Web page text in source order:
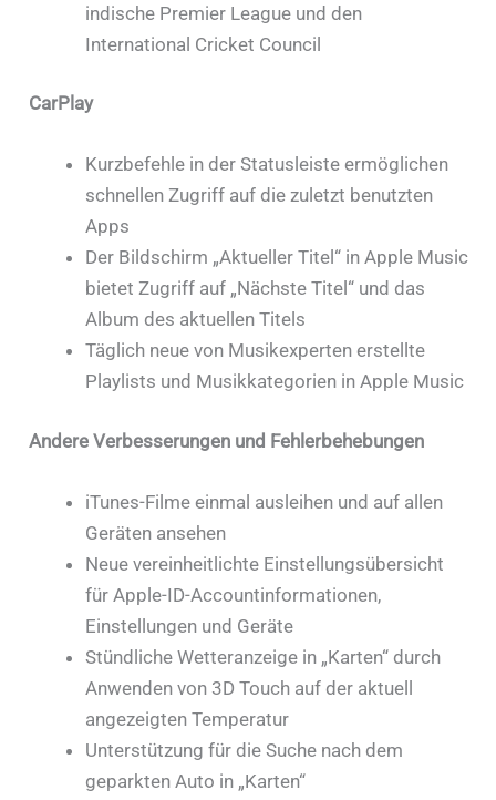
indische Premier League und den
International Cricket Council
CarPlay
Kurzbefehle in der Statusleiste ermöglichen
schnellen Zugriff auf die zuletzt benutzten
Apps
Der Bildschirm „Aktueller Titel“ in Apple Music
bietet Zugriff auf „Nächste Titel“ und das
Album des aktuellen Titels
Täglich neue von Musikexperten erstellte
Playlists und Musikkategorien in Apple Music
Andere Verbesserungen und Fehlerbehebungen
iTunes-Filme einmal ausleihen und auf allen
Geräten ansehen
Neue vereinheitlichte Einstellungsübersicht
für Apple-ID-Accountinformationen,
Einstellungen und Geräte
Stündliche Wetteranzeige in „Karten“ durch
Anwenden von 3D Touch auf der aktuell
angezeigten Temperatur
Unterstützung für die Suche nach dem
geparkten Auto in „Karten“